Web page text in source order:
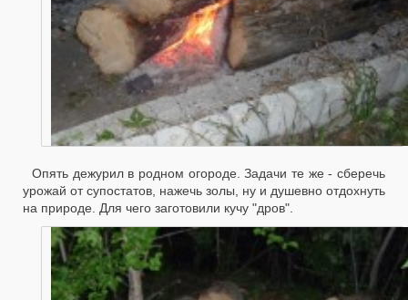
Опять дежурил в родном огороде. Задачи те же - сберечь
урожай от супостатов, нажечь золы, ну и душевно отдохнуть
на природе. Для чего заготовили кучу "дров".